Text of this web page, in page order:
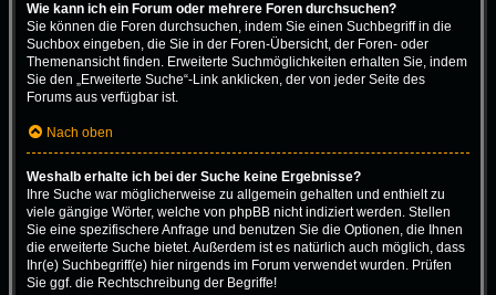
Wie kann ich ein Forum oder mehrere Foren durchsuchen?
Sie können die Foren durchsuchen, indem Sie einen Suchbegriff in die
Suchbox eingeben, die Sie in der Foren-Übersicht, der Foren- oder
Themenansicht finden. Erweiterte Suchmöglichkeiten erhalten Sie, indem
Sie den „Erweiterte Suche“-Link anklicken, der von jeder Seite des
Forums aus verfügbar ist.
Nach oben
Weshalb erhalte ich bei der Suche keine Ergebnisse?
Ihre Suche war möglicherweise zu allgemein gehalten und enthielt zu
viele gängige Wörter, welche von phpBB nicht indiziert werden. Stellen
Sie eine spezifischere Anfrage und benutzen Sie die Optionen, die Ihnen
die erweiterte Suche bietet. Außerdem ist es natürlich auch möglich, dass
Ihr(e) Suchbegriff(e) hier nirgends im Forum verwendet wurden. Prüfen
Sie ggf. die Rechtschreibung der Begriffe!